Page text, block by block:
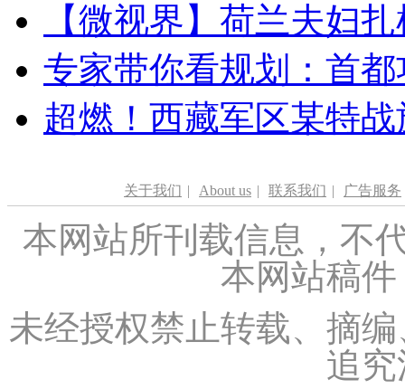
【微视界】荷兰夫妇
专家带你看规划：首
超燃！西藏军区某特
关于我们 | About us | 联系我们 | 广告服务
本网站所刊载信息，不
本网站稿
未经授权禁止转载、摘
追